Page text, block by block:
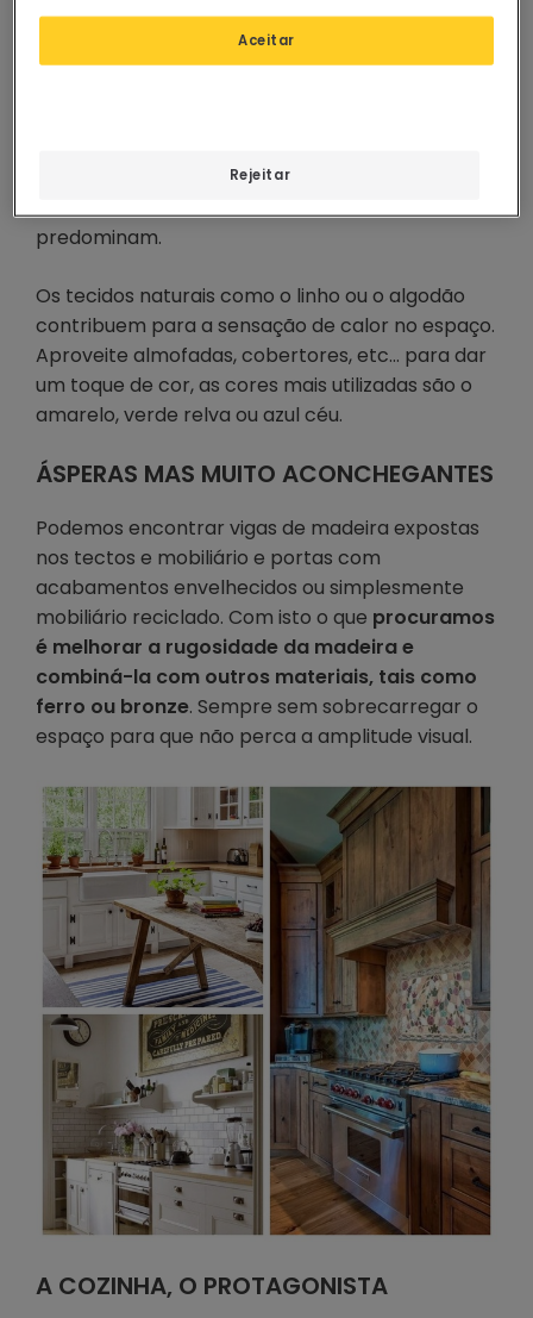
MATERIAIS NATURAIS E CORES
tectos e paredes em pedra e madeira e as cores
castanho, terra e branco envelhecido
predominam.
Os tecidos naturais como o linho ou o algodão
contribuem para a sensação de calor no espaço.
Aproveite almofadas, cobertores, etc… para dar
um toque de cor, as cores mais utilizadas são o
amarelo, verde relva ou azul céu.
ÁSPERAS MAS MUITO ACONCHEGANTES
Podemos encontrar vigas de madeira expostas
nos tectos e mobiliário e portas com
acabamentos envelhecidos ou simplesmente
mobiliário reciclado. Com isto o que procuramos
é melhorar a rugosidade da madeira e
combiná-la com outros materiais, tais como
ferro ou bronze. Sempre sem sobrecarregar o
espaço para que não perca a amplitude visual.
A COZINHA, O PROTAGONISTA
Rejeitar
Aceitar